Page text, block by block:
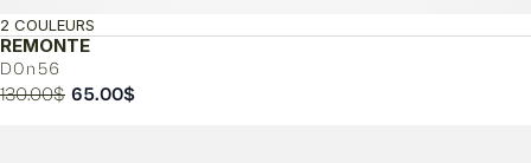
REMONTE
D0n56
2 COULEURS
130.00$ Le
65.00$Le